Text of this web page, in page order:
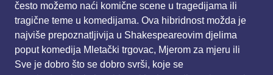
često možemo naći komične scene u tragedijama ili
tragične teme u komedijama. Ova hibridnost možda je
najviše prepoznatljivija u Shakespeareovim djelima
poput komedija Mletački trgovac, Mjerom za mjeru ili
Sve je dobro što se dobro svrši, koje se